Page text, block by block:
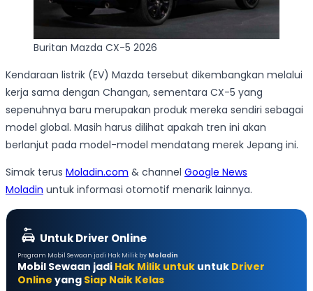
Buritan Mazda CX-5 2026
Kendaraan listrik (EV) Mazda tersebut dikembangkan melalui
kerja sama dengan Changan, sementara CX-5 yang
sepenuhnya baru merupakan produk mereka sendiri sebagai
model global. Masih harus dilihat apakah tren ini akan
berlanjut pada model-model mendatang merek Jepang ini.
Simak terus Moladin.com & channel Google News
Moladin untuk informasi otomotif menarik lainnya.
Untuk Driver Online
Program Mobil Sewaan jadi Hak Milik by Moladin
Mobil Sewaan jadi Hak Milik untuk untuk Driver
Online yang Siap Naik Kelas